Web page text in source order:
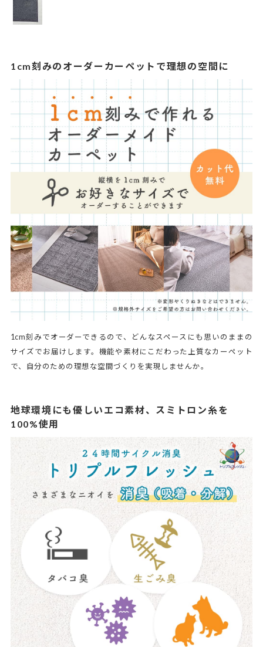
1cm刻みのオーダーカーペットで理想の空間に
1cm刻みでオーダーできるので、どんなスペースにも思いのままの
サイズでお届けします。機能や素材にこだわった上質なカーペット
で、自分のための理想な空間づくりを実現しませんか。
地球環境にも優しいエコ素材、スミトロン糸を
100%使用